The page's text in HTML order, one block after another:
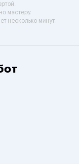
мастеру.
несколько минут.